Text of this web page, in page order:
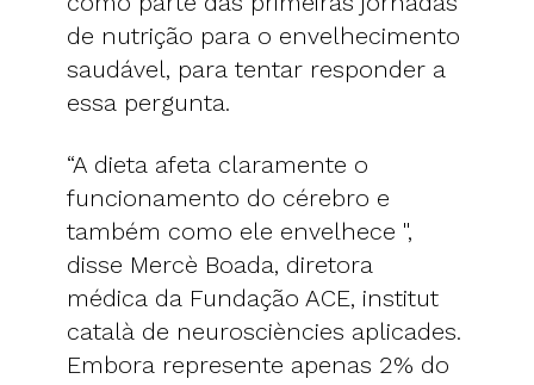
de nutrição para o envelhecimento
saudável, para tentar responder a
essa pergunta.
“A dieta afeta claramente o
funcionamento do cérebro e
também como ele envelhece ",
disse Mercè Boada, diretora
médica da Fundação ACE, institut
català de neurosciències aplicades.
Embora represente apenas 2% do